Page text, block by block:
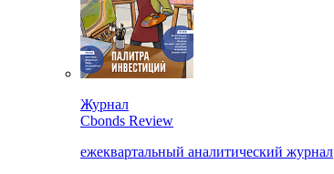
Журнал
Cbonds Review
ежеквартальный аналитический журнал